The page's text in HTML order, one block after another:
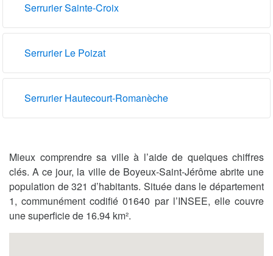
Serrurier Sainte-Croix
Serrurier Le Poizat
Serrurier Hautecourt-Romanèche
Mieux comprendre sa ville à l’aide de quelques chiffres
clés. A ce jour, la ville de Boyeux-Saint-Jérôme abrite une
population de 321 d’habitants. Située dans le département
1, communément codifié 01640 par l’INSEE, elle couvre
une superficie de 16.94 km².